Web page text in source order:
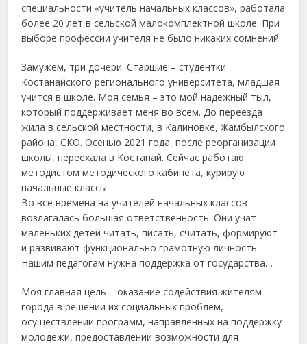
специальности «учитель начальных классов», работала
более 20 лет в сельской малокомплектной школе. При
выборе профессии учителя не было никаких сомнений.
Замужем, три дочери. Старшие – студентки
Костанайского регионального университета, младшая
учится в школе. Моя семья – это мой надежный тыл,
который поддерживает меня во всем. До переезда
жила в сельской местности, в Калиновке, Жамбылского
района, СКО. Осенью 2021 года, после реорганизации
школы, переехала в Костанай. Сейчас работаю
методистом методического кабинета, курирую
начальные классы.
Во все времена на учителей начальных классов
возлагалась большая ответственность. Они учат
маленьких детей читать, писать, считать, формируют
и развивают функционально грамотную личность.
Нашим педагогам нужна поддержка от государства…
Моя главная цель – оказание содействия жителям
города в решении их социальных проблем,
осуществлении программ, направленных на поддержку
молодежи, предоставлении возможности для